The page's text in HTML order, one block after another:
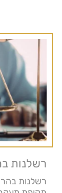
רשלנות
רשלנות